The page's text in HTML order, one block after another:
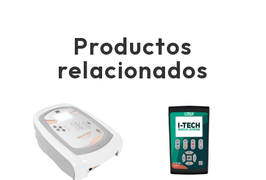
Productos
relacionados